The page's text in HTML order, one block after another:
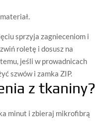
sprzyja zagnieceniom i
roletę i dosusz na
jeśli w prowadnicach
szwów i zamka ZIP.
z tkaniny?
minut i zbieraj mikrofibrą